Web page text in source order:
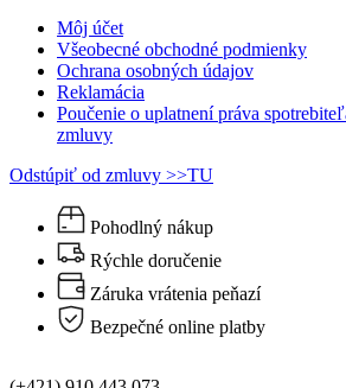
Môj účet
Všeobecné obchodné podmienky
Ochrana osobných údajov
Reklamácia
Poučenie o uplatnení práva
zmluvy
Odstúpiť od zmluvy >>TU
Pohodlný nákup
Rýchle doručenie
Záruka vrátenia peňazí
Bezpečné online platby